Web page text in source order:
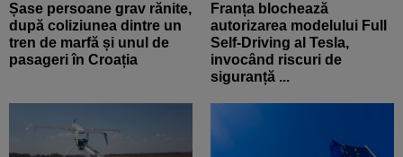
Șase persoane grav rănite,
după coliziunea dintre un
tren de marfă și unul de
pasageri în Croația
Franța blochează
autorizarea modelului Full
Self-Driving al Tesla,
invocând riscuri de
siguranță ...